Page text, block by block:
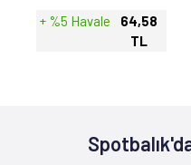
+ %5 Havale
64,58
TL